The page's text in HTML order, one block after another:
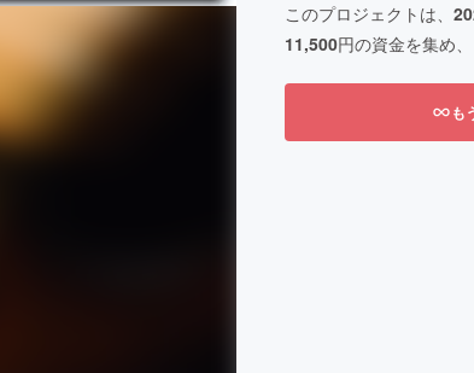
このプロジェクトは、
11,500円の資金を集め、
も